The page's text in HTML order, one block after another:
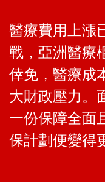
醫療費用上漲
戰，亞洲醫療
倖免，醫療成
大財政壓力。
一份保障全面
保計劃便變得